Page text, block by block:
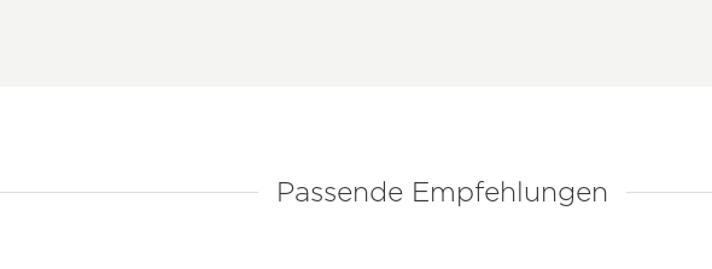
Passende Empfehlungen